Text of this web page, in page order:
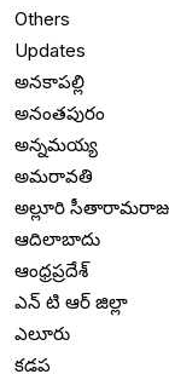
Others
Updates
అనకాపల్లి
అనంతపురం
అన్నమయ్య
అమరావతి
అల్లూరి
ఆదిలాబాదు
ఆంధ్రప్రదేశ్
ఎన్ టి ఆర్ జిల్లా
ఎలూరు
కడప